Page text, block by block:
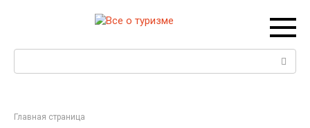
Главная страница